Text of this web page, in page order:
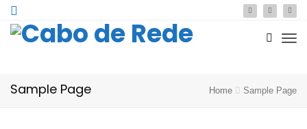
Sample Page Home Sample Page